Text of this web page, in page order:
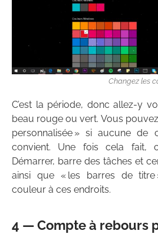
Changez les
C’est la période, donc allez-y
beau rouge ou vert. Vous
personnalisée » si aucune de
convient. Une fois cela fait,
Démarrer, barre des tâches et
ainsi que « les barres de
couleur à ces endroits.
4 — Compte à rebours